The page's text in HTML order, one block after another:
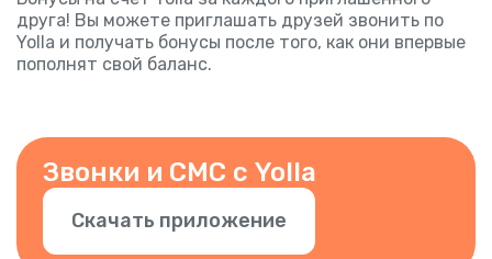
друга! Вы можете приглашать друзей звонить по
Yolla и получать бонусы после того, как они впервые
пополнят свой баланс.
Звонки и СМС с Yolla
Скачать приложение